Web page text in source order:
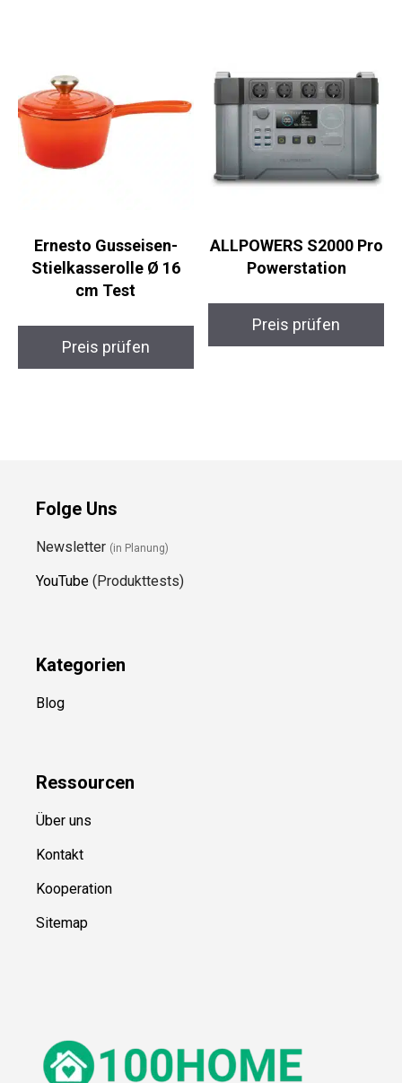
Ernesto Gusseisen-
Stielkasserolle Ø 16
cm Test
Preis prüfen
ALLPOWERS S2000 Pro
Powerstation
Preis prüfen
Folge Uns
Newsletter (in Planung)
YouTube (Produkttests)
Kategorien
Blog
Ressourcen
Über uns
Kontakt
Kooperation
Sitemap